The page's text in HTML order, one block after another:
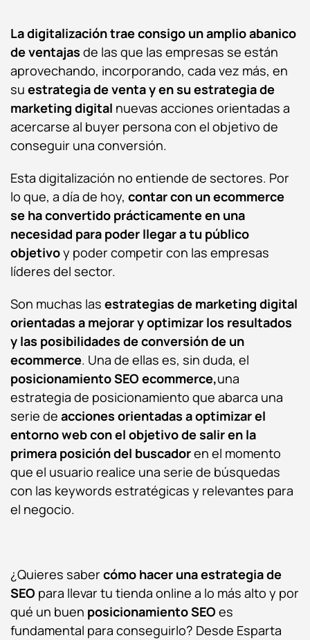
La digitalización trae consigo un amplio abanico
de ventajas de las que las empresas se están
aprovechando, incorporando, cada vez más, en
su estrategia de venta y en su estrategia de
marketing digital nuevas acciones orientadas a
acercarse al buyer persona con el objetivo de
conseguir una conversión.
Esta digitalización no entiende de sectores. Por
lo que, a día de hoy, contar con un ecommerce
se ha convertido prácticamente en una
necesidad para poder llegar a tu público
objetivoy poder competir con las empresas
líderes del sector.
Son muchas las estrategias de marketing digital
orientadas a mejorar y optimizar los resultados
y las posibilidades de conversión de un
ecommerce. Una de ellas es, sin duda, el
posicionamiento SEO ecommerce,una
estrategia de posicionamiento que abarca una
serie de acciones orientadas a optimizar el
entorno web con el objetivo de salir en la
primera posición del buscadoren el momento
que el usuario realice una serie de búsquedas
con las keywords estratégicas y relevantes para
el negocio.
¿Quieres saber cómo hacer una estrategia de
SEO para llevar tu tienda online a lo más alto y por
qué un buen posicionamiento SEO es
fundamental para conseguirlo? Desde Esparta